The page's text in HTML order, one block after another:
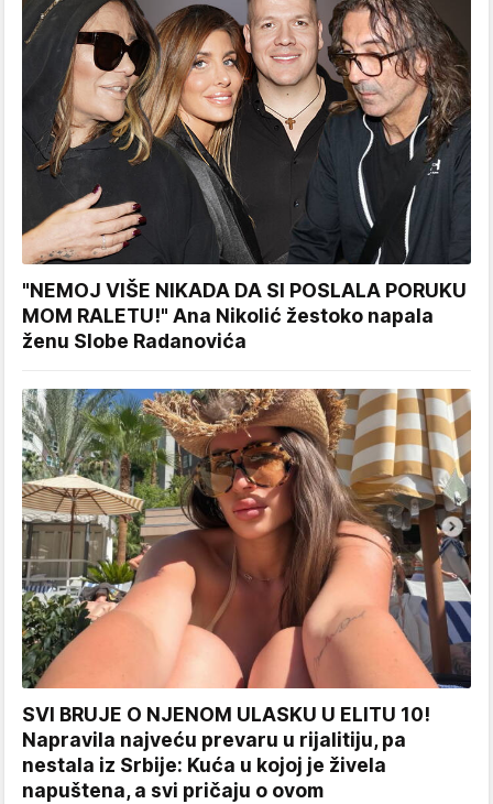
"NEMOJ VIŠE NIKADA DA SI POSLALA PORUKU
MOM RALETU!" Ana Nikolić žestoko napala
ženu Slobe Radanovića
SVI BRUJE O NJENOM ULASKU U ELITU 10!
Napravila najveću prevaru u rijalitiju, pa
nestala iz Srbije: Kuća u kojoj je živela
napuštena, a svi pričaju o ovom